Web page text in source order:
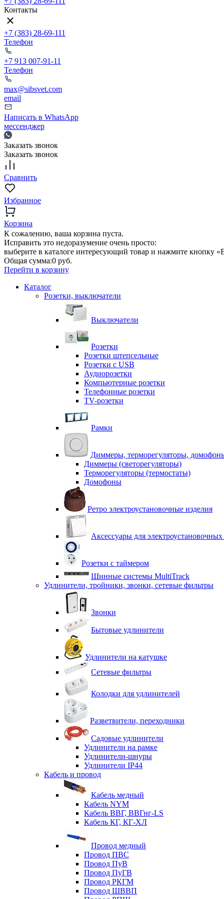
Контакты
+7 (383) 28-69-111
Телефон
+7 913 007-91-11
Телефон
max@sibsvet.com
email
Написать в WhatsApp
мессенджер
Заказать звонок
Заказать звонок
Сравнить
Избранное
Корзина
К сожалению, ваша корзина пуста.
Исправить это недоразумение очень просто:
выберите в каталоге интересующий товар и нажмите кнопку
Общая сумма:0 руб.
Перейти в корзину
Каталог
Розетки, выключатели
Выключатели
Розетки
Розетки штепсельные
Розетки с USB
Аудиорозетки
Компьютерные розетки
Телефонные розетки
TV-розетки
Рамки
Диммеры, терморегуляторы,
Диммеры (светорегуляторы)
Терморегуляторы (термостаты)
Домофоны
Ретро электроустановочные изделия
Аксессуары для
Розетки с таймером
Шинные системы MultiTrack
Удлинители, тройники, звонки, сетевые фильтры
Звонки
Бытовые удлинители
Удлинители на катушке
Сетевые фильтры
Колодки для удлинителей
Разветвители, переходники
Садовые удлинители
Удлинители на рамке
Удлинители-шнуры
Удлинители IP44
Кабель и провод
Кабель медный
Кабель NYM
Кабель ВВГ, ВВГнг-LS
Кабель КГ, КГ-ХЛ
Провод медный
Провод ПВС
Провод ПуВ
Провод ПуГВ
Провод РКГМ
Провод ШВВП